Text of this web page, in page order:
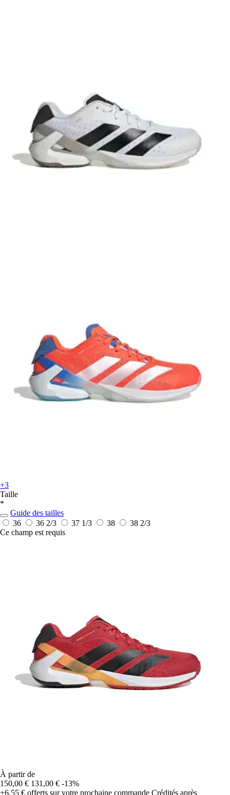
+3
Taille
*
Guide des tailles
36
36 2/3 37 1/3 38
38 2/3
Ce champ est requis
À partir de
150,00 € 131,00 € -13%
+6,55 € offerts sur votre prochaine commande Crédités après